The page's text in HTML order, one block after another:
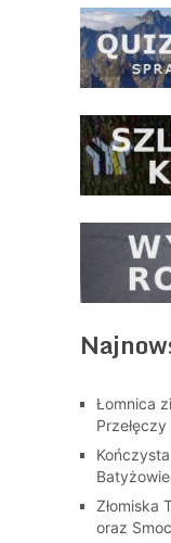
Łomnica
Przełęczy
Złomiska
oraz